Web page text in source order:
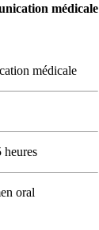
médicale
médicale
heures
oral